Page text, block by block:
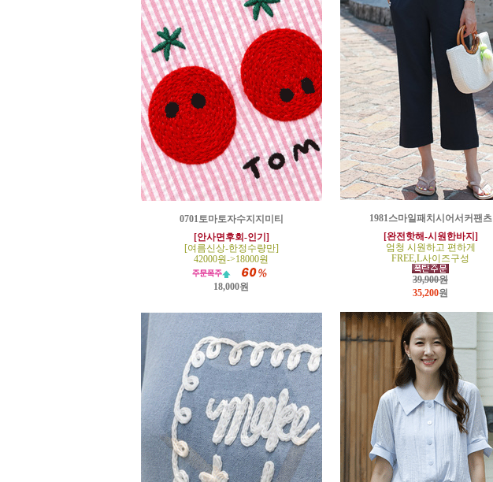
0701토마토자수지지미티
[안사면후회-인기]
[여름신상-한정수량만]
42000원->18000원
18,000원
1981스마일패치시어서커팬츠
[완전핫해-시원한바지]
엄청 시원하고 편하게
FREE,L사이즈구성
39,900원
35,200원